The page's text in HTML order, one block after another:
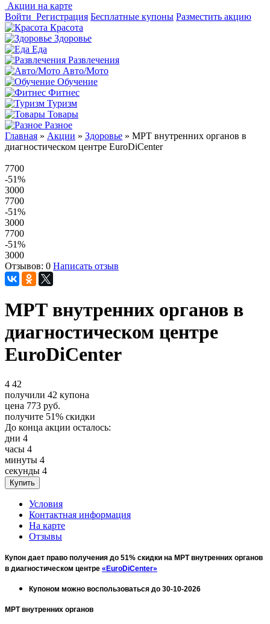
Акции на карте
Войти Регистрация Бесплатные купоны Разместить акцию
Красота
Здоровье
Еда
Развлечения
Авто/Мото
Обучение
Фитнес
Туризм
Товары
Разное
Главная » Акции » Здоровье » МРТ внутренних органов в
диагностическом центре EuroDiCenter
7700
-51%
3000
7700
-51%
3000
7700
-51%
3000
Отзывов: 0 Написать отзыв
МРТ внутренних органов в
диагностическом центре
EuroDiCenter
4 42
получили 42 купона
цена 773 руб.
получите 51% скидки
До конца акции осталось:
дни 4
часы 4
минуты 4
секунды 4
Условия
Контактная информация
На карте
Отзывы
Купон дает право получения до 51% скидки на МРТ внутренних органов
в диагностическом центре «EuroDiCenter»
Купоном можно воспользоваться до 30-10-2026
МРТ внутренних органов